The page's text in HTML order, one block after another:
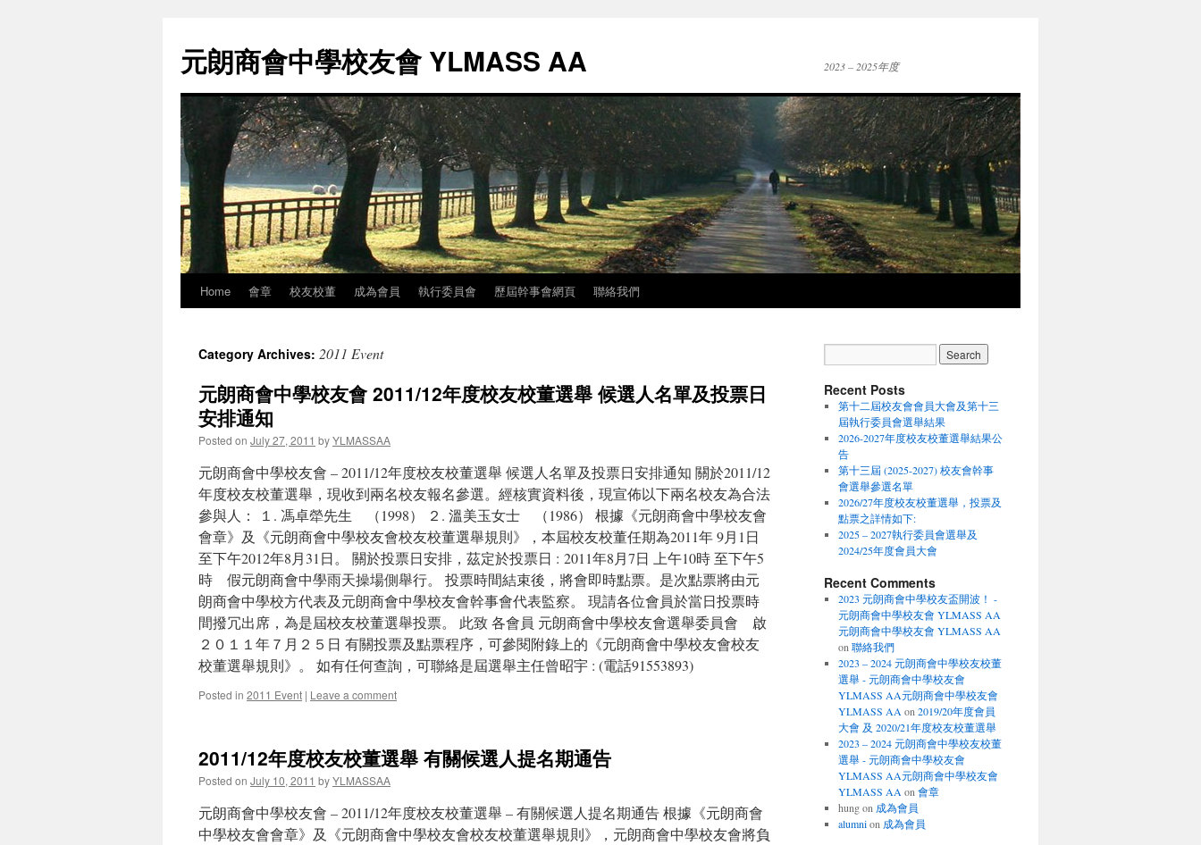
元朗商會中學校友會 YLMASS AA 2023 – 2025年度
Skip
content
Home 會章 校友校董 成為會員 執行委員會 歷屆幹事會網頁 聯絡我們
Category Archives: 2011 Event
元朗商會中學校友會 2011/12年度校友校董選舉 候選人名單及投票日
安排通知
Posted on July 27, 2011 byYLMASSAA
元朗商會中學校友會 – 2011/12年度校友校董選舉 候選人名單及投票日安排通知 關於2011/12
年度校友校董選舉，現收到兩名校友報名參選。經核實資料後，現宣佈以下兩名校友為合法
參與人： １. 馮卓犖先生 （1998） ２. 溫美玉女士 （1986） 根據《元朗商會中學校友會
會章》及《元朗商會中學校友會校友校董選舉規則》，本屆校友校董任期為2011年 9月1日
至下午2012年8月31日。 關於投票日安排，茲定於投票日 : 2011年8月7日 上午10時 至下午5
時 假元朗商會中學雨天操場側舉行。 投票時間結束後，將會即時點票。是次點票將由元
朗商會中學校方代表及元朗商會中學校友會幹事會代表監察。 現請各位會員於當日投票時
間撥冗出席，為是屆校友校董選舉投票。 此致 各會員 元朗商會中學校友會選舉委員會 啟
２０１１年７月２５日 有關投票及點票程序，可參閱附錄上的《元朗商會中學校友會校友
校董選舉規則》。 如有任何查詢，可聯絡是屆選舉主任曾昭宇 : (電話91553893)
Posted in 2011 Event | Leave a comment
2011/12年度校友校董選舉 有關候選人提名期通告
Posted on July 10, 2011 byYLMASSAA
元朗商會中學校友會 – 2011/12年度校友校董選舉 – 有關候選人提名期通告 根據《元朗商會
中學校友會會章》及《元朗商會中學校友會校友校董選舉規則》，元朗商會中學校友會將負
Recent Posts
第十二屆校友會會員大會及第十三
屆執行委員會選舉結果
2026-2027年度校友校董選舉結果公
告
第十三屆 (2025-2027) 校友會幹事
會選舉參選名單
2026/27年度校友校董選舉，投票及
點票之詳情如下:
2025 – 2027執行委員會選舉及
2024/25年度會員大會
Recent Comments
2023 元朗商會中學校友盃開波！ -
元朗商會中學校友會 YLMASS AA
元朗商會中學校友會 YLMASS AA
on 聯絡我們
2023 – 2024 元朗商會中學校友校董
選舉 - 元朗商會中學校友會
YLMASS AA元朗商會中學校友會
YLMASS AA on 2019/20年度會員
大會 及 2020/21年度校友校董選舉
2023 – 2024 元朗商會中學校友校董
選舉 - 元朗商會中學校友會
YLMASS AA元朗商會中學校友會
YLMASS AA on 會章
hungon 成為會員
alumnion 成為會員